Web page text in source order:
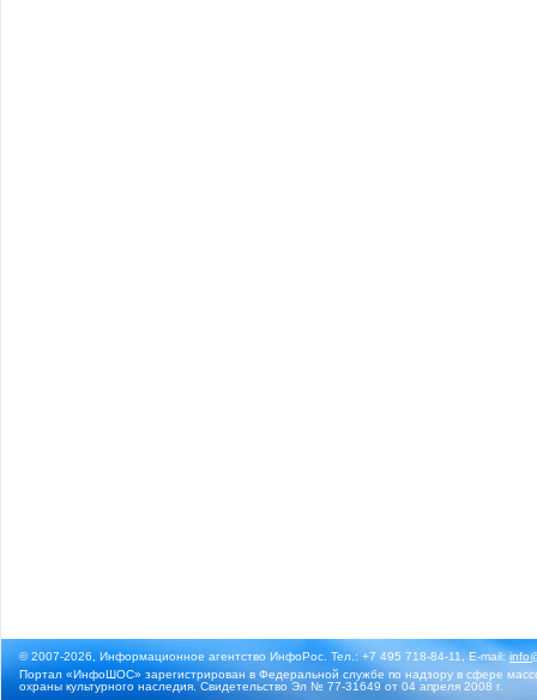
© 2007-2026, Информационное агентство ИнфоРос. Тел.: +7 495 718-84-11, E-mail:
Портал «ИнфоШОС» зарегистрирован в Федеральной службе по надзору в сфере
охраны культурного наследия. Свидетельство Эл № 77-31649 от 04 апреля 2008 г.